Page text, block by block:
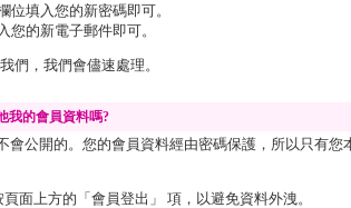
填入您的新密碼即可。
的新電子郵件即可。
們，我們會儘速處理。
我的會員資料嗎?
公開的。您的會員資料經由密碼保護，所以只有您
面上方的「會員登出」 項，以避免資料外洩。